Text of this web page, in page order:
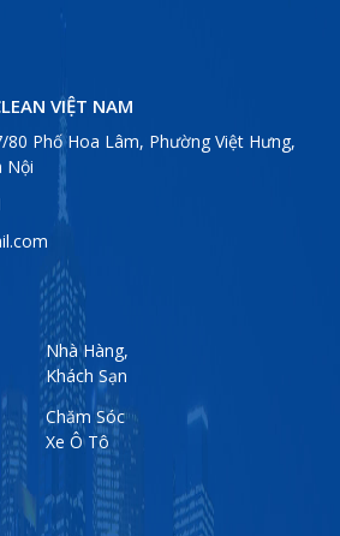
VIỆT NAM
Phố Hoa Lâm, Phường Việt Hưng,
Nội
Nhà Hàng,
Khách Sạn
Chăm Sóc
Xe Ô Tô